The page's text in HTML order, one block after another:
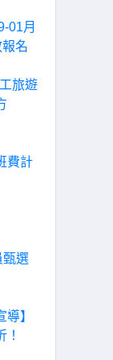
01月
名
旅遊
費計
甄選
】